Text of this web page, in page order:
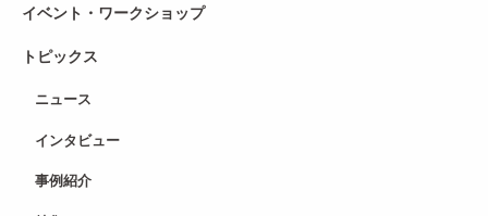
イベント・ワークショップ
トピックス
ニュース
インタビュー
事例紹介